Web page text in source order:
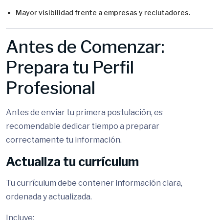
Mayor visibilidad frente a empresas y reclutadores.
Antes de Comenzar:
Prepara tu Perfil
Profesional
Antes de enviar tu primera postulación, es
recomendable dedicar tiempo a preparar
correctamente tu información.
Actualiza tu currículum
Tu currículum debe contener información clara,
ordenada y actualizada.
Incluye: